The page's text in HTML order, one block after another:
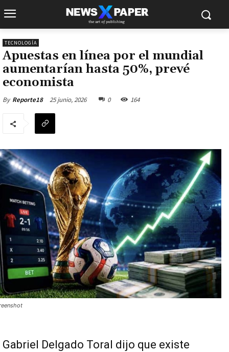
TECNOLOGÍA
Apuestas en línea por el mundial
aumentarían hasta 50%, prevé
economista
By Reporte18 25 junio, 2026 0 164
Gabriel Delgado Toral dijo que existe